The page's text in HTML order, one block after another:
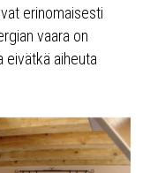
erinomaisesti
vaara on
eivätkä aiheuta